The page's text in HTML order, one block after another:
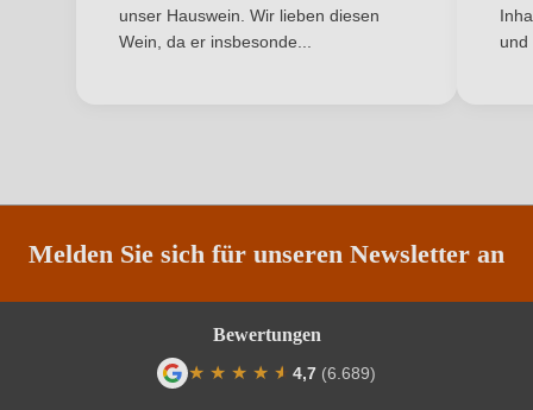
Fisch, Meeresfrüchte, Weißes Fleisch
Traubenfarbe
Weinart Weißwein
Nährwertangaben
unser Hauswein. Wir lieben diesen
Wein, da er insbesonde...
und
Melden Sie sich für unseren Newsletter an
Bewertungen
★ ★ ★ ★ ★
★ 4,7 (6.689)